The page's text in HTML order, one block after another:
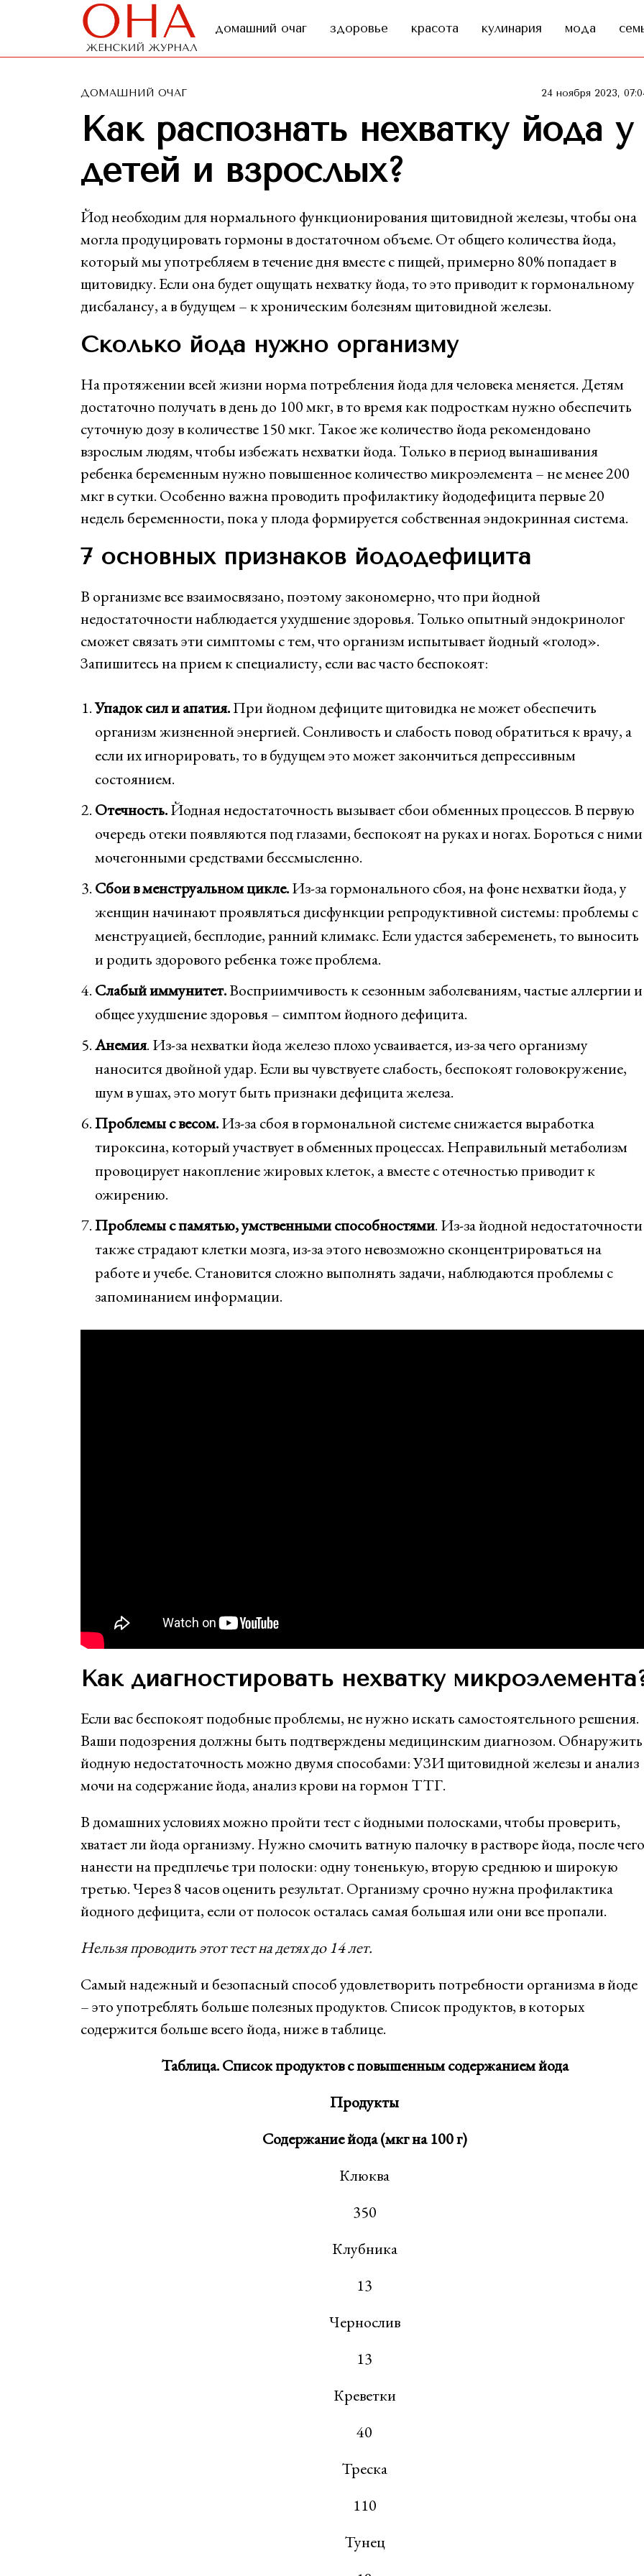
домашний очаг здоровье красота кулинария мода
ДОМАШНИЙ ОЧАГ 24 ноября 2023,
Как распознать нехватку йода у
детей и взрослых?
Йод необходим для нормального функционирования щитовидной железы, чтобы она
могла продуцировать гормоны в достаточном объеме. От общего количества йода,
который мы употребляем в течение дня вместе с пищей, примерно 80% попадает в
щитовидку. Если она будет ощущать нехватку йода, то это приводит к гормональному
дисбалансу, а в будущем – к хроническим болезням щитовидной железы.
Сколько йода нужно организму
На протяжении всей жизни норма потребления йода для человека меняется. Детям
достаточно получать в день до 100 мкг, в то время как подросткам нужно обеспечить
суточную дозу в количестве 150 мкг. Такое же количество йода рекомендовано
взрослым людям, чтобы избежать нехватки йода. Только в период вынашивания
ребенка беременным нужно повышенное количество микроэлемента – не менее 200
мкг в сутки. Особенно важна проводить профилактику йододефицита первые 20
недель беременности, пока у плода формируется собственная эндокринная система.
7 основных признаков йододефицита
В организме все взаимосвязано, поэтому закономерно, что при йодной
недостаточности наблюдается ухудшение здоровья. Только опытный эндокринолог
сможет связать эти симптомы с тем, что организм испытывает йодный «голод».
Запишитесь на прием к специалисту, если вас часто беспокоят:
Упадок сил и апатия.При йодном дефиците щитовидка не может обеспечить
организм жизненной энергией. Сонливость и слабость повод обратиться к врачу, а
если их игнорировать, то в будущем это может закончиться депрессивным
состоянием.
Отечность.Йодная недостаточность вызывает сбои обменных процессов. В первую
очередь отеки появляются под глазами, беспокоят на руках и ногах. Бороться с ними
мочегонными средствами бессмысленно.
Сбои в менструальном цикле.Из-за гормонального сбоя, на фоне нехватки йода, у
женщин начинают проявляться дисфункции репродуктивной системы: проблемы с
менструацией, бесплодие, ранний климакс. Если удастся забеременеть, то выносить
и родить здорового ребенка тоже проблема.
Слабый иммунитет.Восприимчивость к сезонным заболеваниям, частые аллергии и
общее ухудшение здоровья – симптом йодного дефицита.
Анемия. Из-за нехватки йода железо плохо усваивается, из-за чего организму
наносится двойной удар. Если вы чувствуете слабость, беспокоят головокружение,
шум в ушах, это могут быть признаки дефицита железа.
Проблемы с весом.Из-за сбоя в гормональной системе снижается выработка
тироксина, который участвует в обменных процессах. Неправильный метаболизм
провоцирует накопление жировых клеток, а вместе с отечностью приводит к
ожирению.
Проблемы с памятью, умственными способностями. Из-за йодной недостаточности
также страдают клетки мозга, из-за этого невозможно сконцентрироваться на
работе и учебе. Становится сложно выполнять задачи, наблюдаются проблемы с
запоминанием информации.
Как диагностировать нехватку
Если вас беспокоят подобные проблемы, не нужно искать самостоятельного решения.
Ваши подозрения должны быть подтверждены медицинским диагнозом. Обнаружить
йодную недостаточность можно двумя способами: УЗИ щитовидной железы и анализ
мочи на содержание йода, анализ крови на гормон ТТГ.
В домашних условиях можно пройти тест с йодными полосками, чтобы проверить,
хватает ли йода организму. Нужно смочить ватную палочку в растворе йода, после чего
нанести на предплечье три полоски: одну тоненькую, вторую среднюю и широкую
третью. Через 8 часов оценить результат. Организму срочно нужна профилактика
йодного дефицита, если от полосок осталась самая большая или они все пропали.
Нельзя проводить этот тест на детях до 14 лет.
Самый надежный и безопасный способ удовлетворить потребности организма в йоде
– это употреблять больше полезных продуктов. Список продуктов, в которых
содержится больше всего йода, ниже в таблице.
Таблица. Список продуктов с повышенным содержанием йода
Продукты
Содержание йода (мкг на 100 г)
Клюква
350
Клубника
13
Чернослив
13
Креветки
40
Треска
110
Тунец